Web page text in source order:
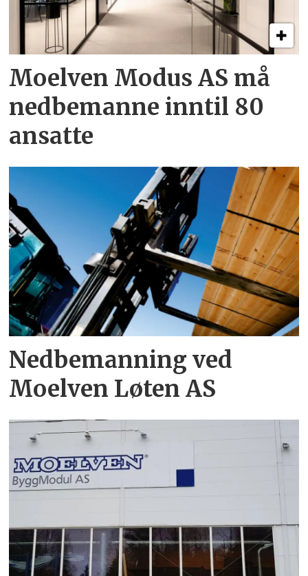
Moelven Modus AS må
ned­bemanne inntil 80
ansatte
Nedbemanning ved
Moelven Løten AS